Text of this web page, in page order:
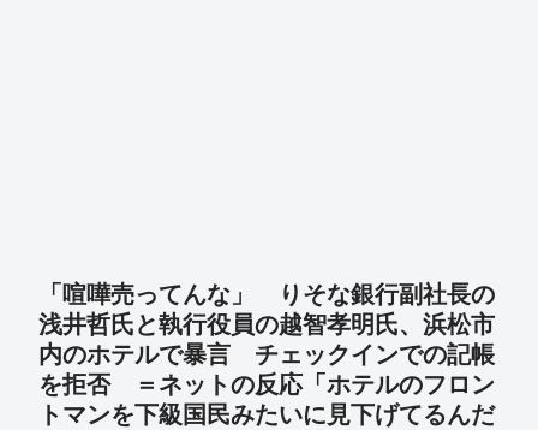
「喧嘩売ってんな」 りそな銀行副社長の
浅井哲氏と執行役員の越智孝明氏、浜松市
内のホテルで暴言 チェックインでの記帳
を拒否 ＝ネットの反応「ホテルのフロン
トマンを下級国民みたいに見下げてるんだ